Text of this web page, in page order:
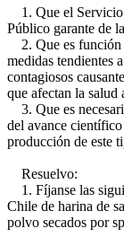
1. Que el Servicio
Público garante de
2. Que es función
medidas tendientes
contagiosos
que afectan la salud
3. Que es
del avance
producción de este
Resuelvo:
1. Fíjanse las
Chile de harina de
polvo secados por